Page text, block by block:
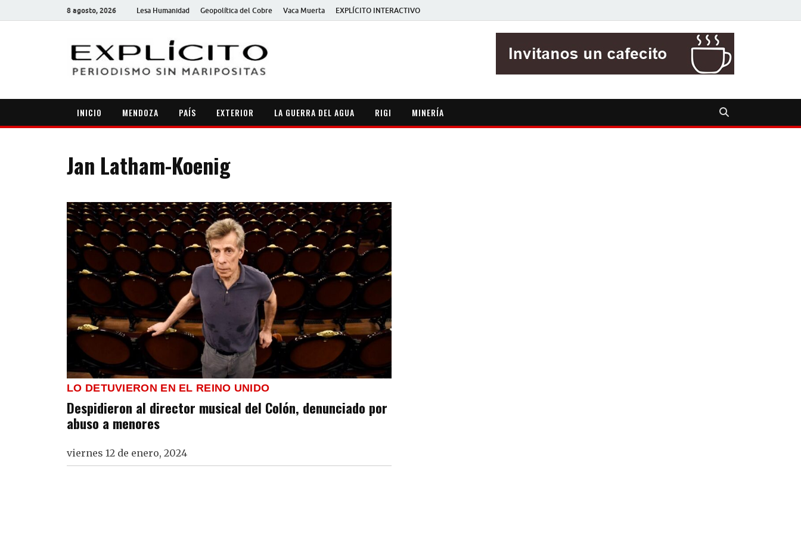
8 agosto, 2026 Lesa Humanidad Geopolítica del Cobre Vaca Muerta EXPLÍCITO INTERACTIVO
INICIO MENDOZA PAÍS EXTERIOR LA GUERRA DEL AGUA RIGI MINERÍA
Jan Latham-Koenig
LO DETUVIERON EN EL REINO UNIDO
Despidieron al director musical del Colón, denunciado por
abuso a menores
viernes 12 de enero, 2024